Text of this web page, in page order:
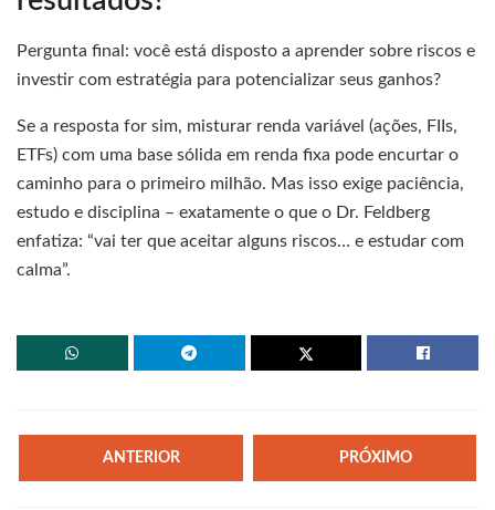
Pergunta final: você está disposto a aprender sobre riscos e
investir com estratégia para potencializar seus ganhos?
Se a resposta for sim, misturar renda variável (ações, FIIs,
ETFs) com uma base sólida em renda fixa pode encurtar o
caminho para o primeiro milhão. Mas isso exige paciência,
estudo e disciplina – exatamente o que o Dr. Feldberg
enfatiza: “vai ter que aceitar alguns riscos… e estudar com
calma”.
ANTERIOR PRÓXIMO